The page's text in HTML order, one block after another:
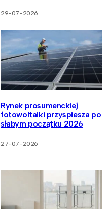
29-07-2026
Rynek prosumenckiej
fotowoltaiki przyspiesza po
słabym początku 2026
27-07-2026